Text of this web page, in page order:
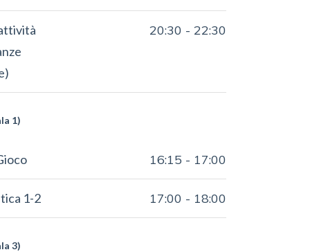
20:30 -22:30
1)
16:15 - 17:00
1-2 17:00 - 18:00
3)